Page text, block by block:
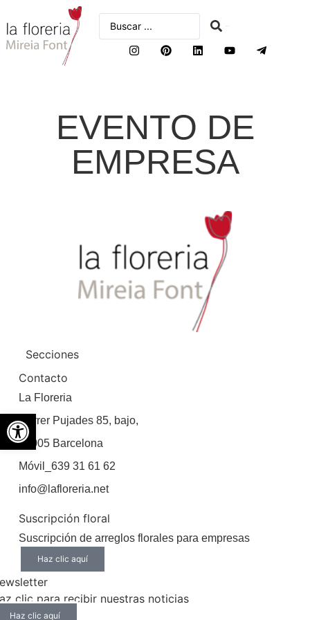
EVENTO DE
EMPRESA
Secciones
Contacto
La Floreria
Carrer Pujades 85, bajo,
08005 Barcelona
Móvil_639 31 61 62
info@lafloreria.net
Suscripción floral
Suscripción de arreglos florales para empresas
Haz clic aquí
clic para recibir nuestras noticias
Haz clic aquí
Abrir barra de herramientas